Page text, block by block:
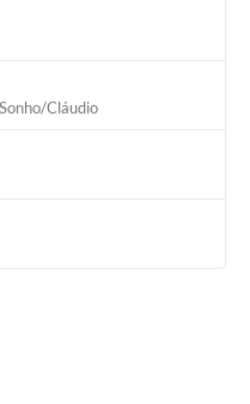
Cláudio